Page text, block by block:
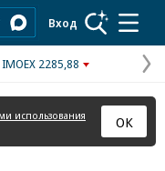
Вход
IMOEX 2285,88
использования
ОК